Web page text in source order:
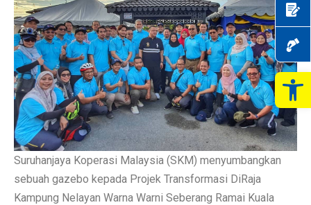
Suruhanjaya Koperasi Malaysia (SKM) menyumbangkan
sebuah gazebo kepada Projek Transformasi DiRaja
Kampung Nelayan Warna Warni Seberang Ramai Kuala